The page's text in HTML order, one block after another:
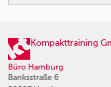
Kompakttraining
Büro Hamburg
Banksstraße 6